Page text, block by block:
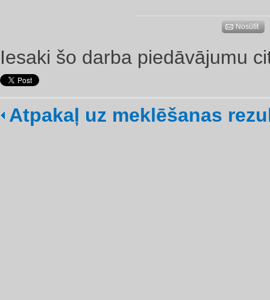
Nosūtīt
Iesaki šo darba piedāvājumu
Atpakaļ uz meklēšanas